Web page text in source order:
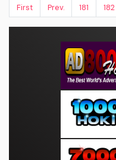
First Prev. 181 182